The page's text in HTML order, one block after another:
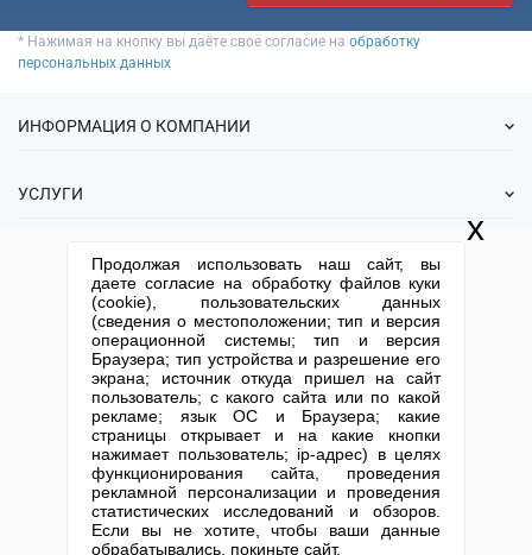
* Нажимая на кнопку вы даёте свое согласие на обработку
персональных данных
ИНФОРМАЦИЯ О КОМПАНИИ
О нас
Спецпредложения
УСЛУГИ
Продажа фирм
Регистрация
Ликвидация
Регистрация изменений
Юридические адреса
Открытие юр. лица
КОНТАКТНАЯ ИНФОРМАЦИЯ
+7 (495) 740-38-07
(По Москве)
mail@1-urist.ru
Спросить у юриста
Москва, ул. Сущевский вал,
дом 5, стр. 3
Письмо директоруКарта сайта
Столичный центр помощи бизнесу 2013-2026. Все права защищены.
Политика компании в отношении обработки персональных данных
Продолжая использовать наш сайт, вы
даете согласие на обработку файлов куки
(cookie), пользовательских данных
(сведения о местоположении; тип и версия
операционной системы; тип и версия
Браузера; тип устройства и разрешение его
экрана; источник откуда пришел на сайт
пользователь; с какого сайта или по какой
рекламе; язык ОС и Браузера; какие
страницы открывает и на какие кнопки
нажимает пользователь; ip-адрес) в целях
функционирования сайта, проведения
рекламной персонализации и проведения
статистических исследований и обзоров.
Если вы не хотите, чтобы ваши данные
обрабатывались, покиньте сайт.
x